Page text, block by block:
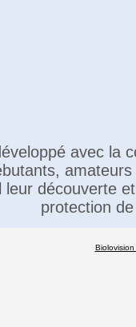
avec la
découverte
protection
Biolovision